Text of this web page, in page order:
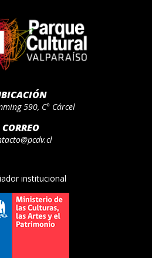
590, C° Cárcel
CORREO
institucional